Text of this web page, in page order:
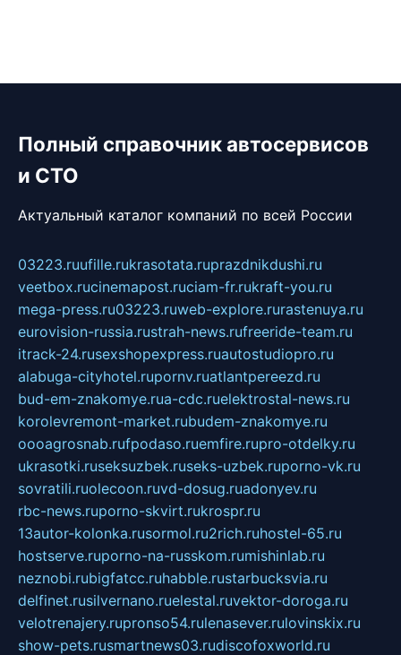
Полный справочник автосервисов
и СТО
Актуальный каталог компаний по всей России
03223.ruufille.rukrasotata.ruprazdnikdushi.ru
veetbox.rucinemapost.ruciam-fr.rukraft-you.ru
mega-press.ru03223.ruweb-explore.rurastenuya.ru
eurovision-russia.rustrah-news.rufreeride-team.ru
itrack-24.rusexshopexpress.ruautostudiopro.ru
alabuga-cityhotel.rupornv.ruatlantpereezd.ru
bud-em-znakomye.rua-cdc.ruelektrostal-news.ru
korolevremont-market.rubudem-znakomye.ru
oooagrosnab.rufpodaso.ruemfire.rupro-otdelky.ru
ukrasotki.ruseksuzbek.ruseks-uzbek.ruporno-vk.ru
sovratili.ruolecoon.ruvd-dosug.ruadonyev.ru
rbc-news.ruporno-skvirt.rukrospr.ru
13autor-kolonka.rusormol.ru2rich.ruhostel-65.ru
hostserve.ruporno-na-russkom.rumishinlab.ru
neznobi.rubigfatcc.ruhabble.rustarbucksvia.ru
delfinet.rusilvernano.ruelestal.ruvektor-doroga.ru
velotrenajery.rupronso54.rulenasever.rulovinskix.ru
show-pets.rusmartnews03.rudiscofoxworld.ru